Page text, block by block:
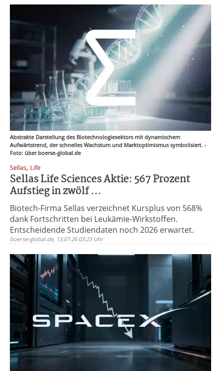
Abstrakte Darstellung des Biotechnologiesektors mit dynamischem
Aufwärtstrend, der schnelles Wachstum und Marktoptimismus symbolisiert. -
Foto: über boerse-global.de
Sellas, Life
Sellas Life Sciences Aktie: 567 Prozent
Aufstieg in zwölf ...
Biotech-Firma Sellas verzeichnet Kursplus von 568%
dank Fortschritten bei Leukämie-Wirkstoffen.
Entscheidende Studiendaten noch 2026 erwartet.
boerse-global.de, 13.07.26 03:23 Uhr